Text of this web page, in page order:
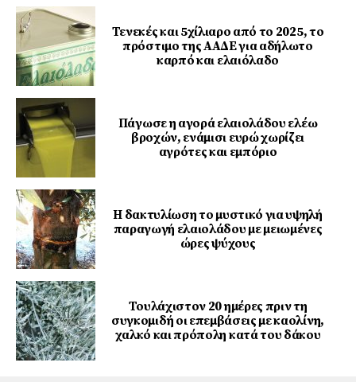
Τενεκές και 5χίλιαρο από το 2025, το
πρόστιμο της ΑΑΔΕ για αδήλωτο
καρπό και ελαιόλαδο
Πάγωσε η αγορά ελαιολάδου ελέω
βροχών, ενάμισι ευρώ χωρίζει
αγρότες και εμπόριο
Η δακτυλίωση το μυστικό για υψηλή
παραγωγή ελαιολάδου με μειωμένες
ώρες ψύχους
Τουλάχιστον 20 ημέρες πριν τη
συγκομιδή οι επεμβάσεις με καολίνη,
χαλκό και πρόπολη κατά του δάκου